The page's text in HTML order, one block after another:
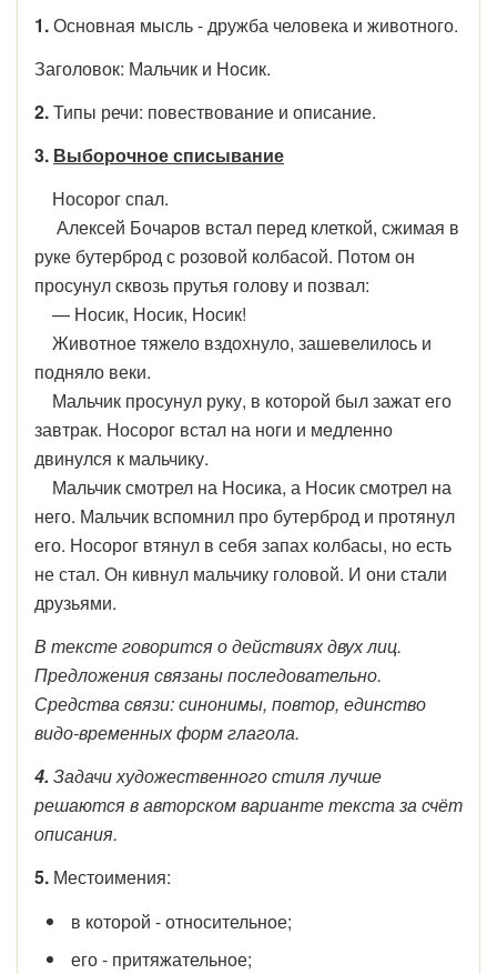
1.Основная мысль - дружба человека и животного.
Заголовок: Мальчик и Носик.
2.Типы речи: повествование и описание.
3. Выборочное списывание
Носорог спал.
Алексей Бочаров встал перед клеткой, сжимая в
руке бутерброд с розовой колбасой. Потом он
просунул сквозь прутья голову и позвал:
— Носик, Носик, Носик!
Животное тяжело вздохнуло, зашевелилось и
подняло веки.
Мальчик просунул руку, в которой был зажат его
завтрак. Носорог встал на ноги и медленно
двинулся к мальчику.
Мальчик смотрел на Носика, а Носик смотрел на
него. Мальчик вспомнил про бутерброд и протянул
его. Носорог втянул в себя запах колбасы, но есть
не стал. Он кивнул мальчику головой. И они стали
друзьями.
В тексте говорится о действиях двух лиц.
Предложения связаны последовательно.
Средства связи: синонимы, повтор, единство
видо-временных форм глагола.
4. Задачи художественного стиля лучше
решаются в авторском варианте текста за счёт
описания.
5. Местоимения:
в которой - относительное;
его - притяжательное;